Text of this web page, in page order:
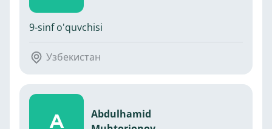
9-sinf o'quvchisi
Узбекистан
A
Abdulhamid